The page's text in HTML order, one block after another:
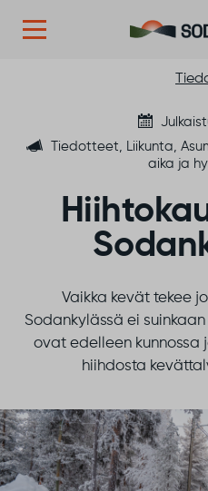
Tiedotteet, Liikunta,
aika ja
Vaikka kevät tekee
Sodankylässä ei
ovat edelleen kunnossa
hiihdosta